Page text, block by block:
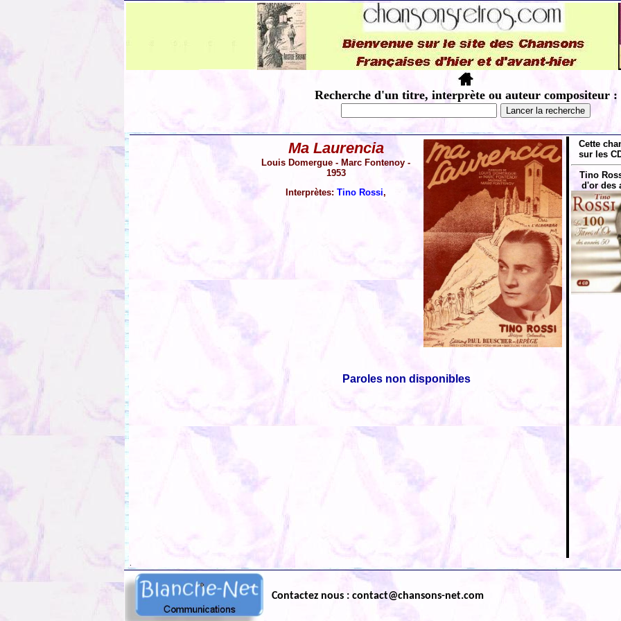
Recherche d'un titre, interprète ou auteur compositeur :
Ma Laurencia
Louis Domergue - Marc Fontenoy -
1953
Interprètes: Tino Rossi,
Paroles non disponibles
Cette
sur les
Tino
d'or des
Contactez nous : contact@chansons-net.com